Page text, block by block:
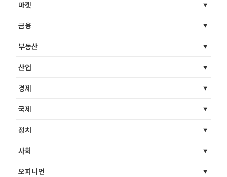
마켓
금융
부동산
산업
경제
국제
정치
사회
오피니언